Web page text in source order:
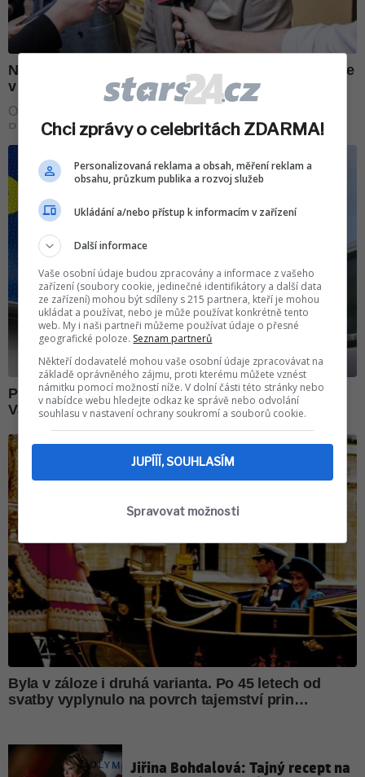
Jiřina Bohdalová: Tajný recept na
Chci zprávy o celebritách ZDARMA!
Personalizovaná reklama a obsah, měření reklam a
obsahu, průzkum publika a rozvoj služeb
Ukládání a/nebo přístup k informacím v zařízení
Další informace
Vaše osobní údaje budou zpracovány a informace z vašeho
zařízení (soubory cookie, jedinečné identifikátory a další data
ze zařízení) mohou být sdíleny s 215 partnera, kteří je mohou
ukládat a používat, nebo je může používat konkrétně tento
web. My i naši partneři můžeme používat údaje o přesné
geografické poloze. Seznam partnerů
Někteří dodavatelé mohou vaše osobní údaje zpracovávat na
základě oprávněného zájmu, proti kterému můžete vznést
námitku pomocí možností níže. V dolní části této stránky nebo
v nabídce webu hledejte odkaz ke správě nebo odvolání
souhlasu v nastavení ochrany soukromí a souborů cookie.
JUPÍÍÍ, SOUHLASÍM
Spravovat možnosti